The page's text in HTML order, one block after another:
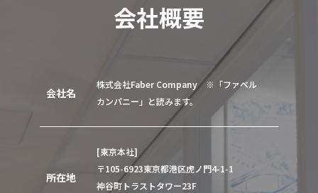
会社概要
会社名
株式会社Faber Company ※「ファベル
カンパニー」と読みます。
所在地
[東京本社]
〒105-6923東京都港区虎ノ門4-1-1
神谷町トラストタワー23F